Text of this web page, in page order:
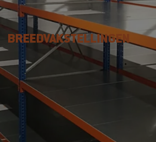
BREEDVAKSTELLINGEN